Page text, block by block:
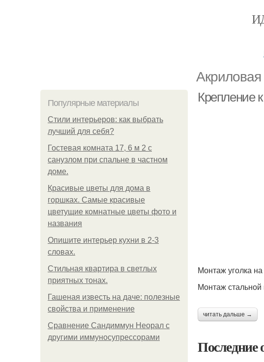
Популярные материалы
Стили интерьеров: как выбрать
лучший для себя?
Гостевая комната 17, 6 м 2 с
санузлом при спальне в частном
доме.
Красивые цветы для дома в
горшках. Самые красивые
цветущие комнатные цветы фото и
названия
Опишите интерьер кухни в 2-3
словах.
Стильная квартира в светлых
приятных тонах.
Гашеная известь на даче: полезные
свойства и применение
Сравнение Сандиммун Неорал с
другими иммуносупрессорами
Крепление
Монтаж уголка
Монтаж
читать дальше →
Последние